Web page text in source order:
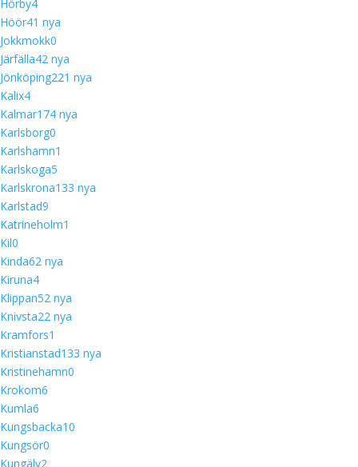
Hörby4
Höör41 nya
Jokkmokk0
Järfälla42 nya
Jönköping221 nya
Kalix4
Kalmar174 nya
Karlsborg0
Karlshamn1
Karlskoga5
Karlskrona133 nya
Karlstad9
Katrineholm1
Kil0
Kinda62 nya
Kiruna4
Klippan52 nya
Knivsta22 nya
Kramfors1
Kristianstad133 nya
Kristinehamn0
Krokom6
Kumla6
Kungsbacka10
Kungsör0
Kungälv2